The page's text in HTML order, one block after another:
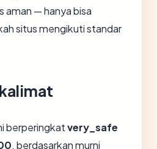
aman — hanya bisa
situs mengikuti standar
berperingkatvery_safe
, berdasarkan murni